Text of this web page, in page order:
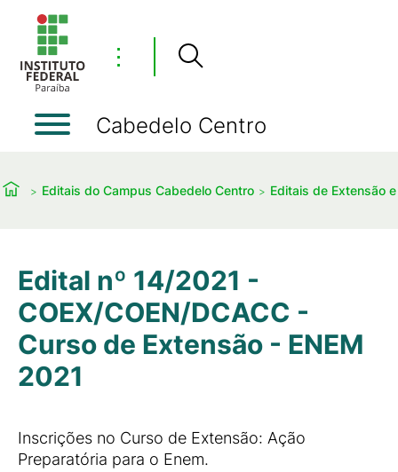
⋮
Cabedelo Centro
Editais do Campus Cabedelo Centro Editais de Extensão
Edital nº 14/2021 -
COEX/COEN/DCACC -
Curso de Extensão - ENEM
2021
Inscrições no Curso de Extensão: Ação
Preparatória para o Enem.